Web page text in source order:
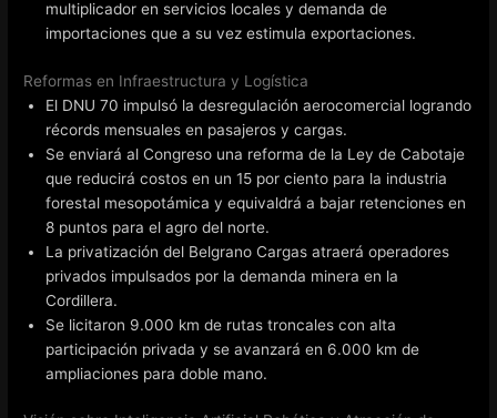
multiplicador en servicios locales y demanda de
importaciones que a su vez estimula exportaciones.
Reformas en Infraestructura y Logística
El DNU 70 impulsó la desregulación aerocomercial logrando
récords mensuales en pasajeros y cargas.
Se enviará al Congreso una reforma de la Ley de Cabotaje
que reducirá costos en un 15 por ciento para la industria
forestal mesopotámica y equivaldrá a bajar retenciones en
8 puntos para el agro del norte.
La privatización del Belgrano Cargas atraerá operadores
privados impulsados por la demanda minera en la
Cordillera.
Se licitaron 9.000 km de rutas troncales con alta
participación privada y se avanzará en 6.000 km de
ampliaciones para doble mano.